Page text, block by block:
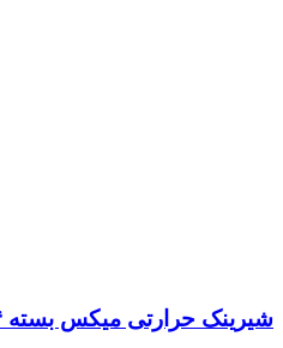
شیرینک حرارتی میکس بسته ۱۶۴ عددی